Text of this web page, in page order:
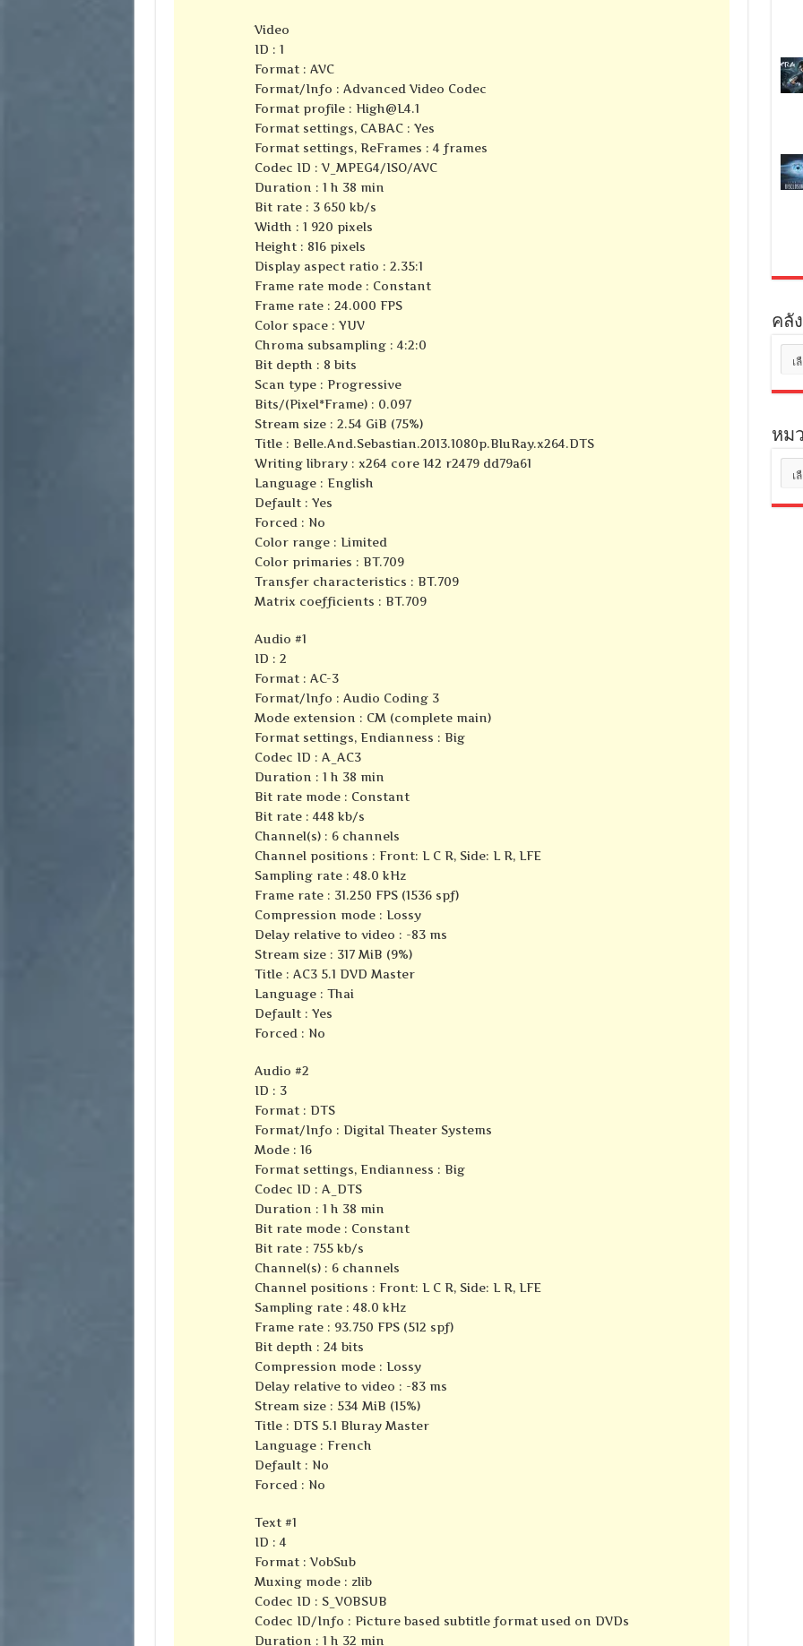
Video
ID : 1
Format : AVC
Format/Info : Advanced Video Codec
Format profile : High@L4.1
Format settings, CABAC : Yes
Format settings, ReFrames : 4 frames
Codec ID : V_MPEG4/ISO/AVC
Duration : 1 h 38 min
Bit rate : 3 650 kb/s
Width : 1 920 pixels
Height : 816 pixels
Display aspect ratio : 2.35:1
Frame rate mode : Constant
Frame rate : 24.000 FPS
Color space : YUV
Chroma subsampling : 4:2:0
Bit depth : 8 bits
Scan type : Progressive
Bits/(Pixel*Frame) : 0.097
Stream size : 2.54 GiB (75%)
Title : Belle.And.Sebastian.2013.1080p.BluRay.x264.DTS
Writing library : x264 core 142 r2479 dd79a61
Language : English
Default : Yes
Forced : No
Color range : Limited
Color primaries : BT.709
Transfer characteristics : BT.709
Matrix coefficients : BT.709
Audio #1
ID : 2
Format : AC-3
Format/Info : Audio Coding 3
Mode extension : CM (complete main)
Format settings, Endianness : Big
Codec ID : A_AC3
Duration : 1 h 38 min
Bit rate mode : Constant
Bit rate : 448 kb/s
Channel(s) : 6 channels
Channel positions : Front: L C R, Side: L R, LFE
Sampling rate : 48.0 kHz
Frame rate : 31.250 FPS (1536 spf)
Compression mode : Lossy
Delay relative to video : -83 ms
Stream size : 317 MiB (9%)
Title : AC3 5.1 DVD Master
Language : Thai
Default : Yes
Forced : No
Audio #2
ID : 3
Format : DTS
Format/Info : Digital Theater Systems
Mode : 16
Format settings, Endianness : Big
Codec ID : A_DTS
Duration : 1 h 38 min
Bit rate mode : Constant
Bit rate : 755 kb/s
Channel(s) : 6 channels
Channel positions : Front: L C R, Side: L R, LFE
Sampling rate : 48.0 kHz
Frame rate : 93.750 FPS (512 spf)
Bit depth : 24 bits
Compression mode : Lossy
Delay relative to video : -83 ms
Stream size : 534 MiB (15%)
Title : DTS 5.1 Bluray Master
Language : French
Default : No
Forced : No
Text #1
ID : 4
Format : VobSub
Muxing mode : zlib
Codec ID : S_VOBSUB
Codec ID/Info : Picture based subtitle format used on DVDs
Duration : 1 h 32 min
คลั
เก็บ
หม
หมู่